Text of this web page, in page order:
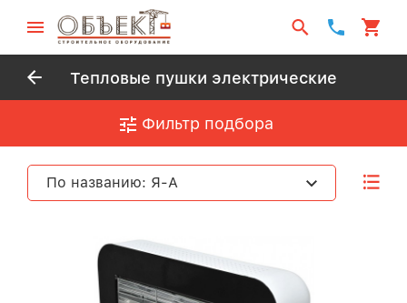
Тепловые пушки электрические
Фильтр подбора
По названию: Я-А